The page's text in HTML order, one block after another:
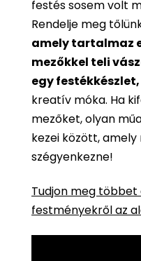
festés sosem volt
Rendelje meg
amely tartalmaz
mezőkkel teli
egy festékkészlet,
kreatív móka. Ha
mezőket, olyan
kezei között,
szégyenkezne!
Tudjon meg
festményekről az